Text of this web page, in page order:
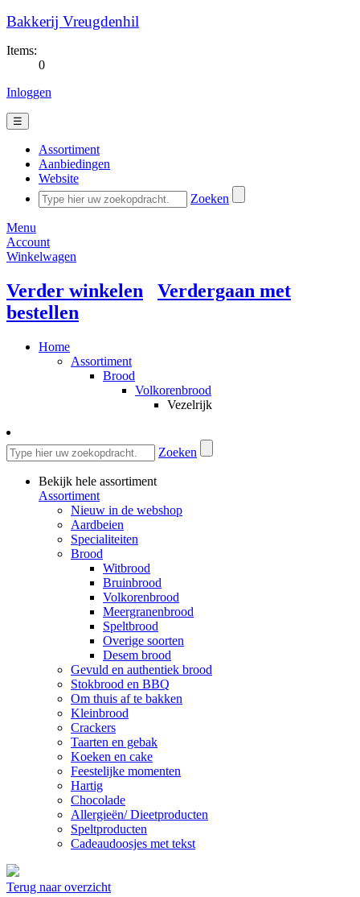
Bakkerij Vreugdenhil
Items:
0
Inloggen
☰
Assortiment
Aanbiedingen
Website
Zoeken
Menu
Account
Winkelwagen
Verder winkelen
Verdergaan met
bestellen
Home
Assortiment
Brood
Volkorenbrood
Vezelrijk
Zoeken
Bekijk hele assortiment
Assortiment
Nieuw in de webshop
Aardbeien
Specialiteiten
Brood
Witbrood
Bruinbrood
Volkorenbrood
Meergranenbrood
Speltbrood
Overige soorten
Desem brood
Gevuld en authentiek brood
Stokbrood en BBQ
Om thuis af te bakken
Kleinbrood
Crackers
Taarten en gebak
Koeken en cake
Feestelijke momenten
Hartig
Chocolade
Allergieën/ Dieetproducten
Speltproducten
Cadeaudoosjes met tekst
Terug naar overzicht